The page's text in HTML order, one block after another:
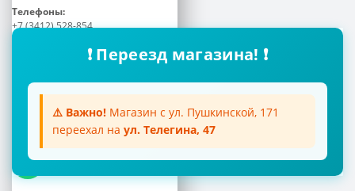
Телефоны:
+7 (3412) 528-854
aquatoria018@inbox.ru
Мессенджеры:
Viber
WhatsApp
❗ Переезд магазина! ❗
⚠️ Важно! Магазин с ул. Пушкинской, 171
переехал на ул. Телегина, 47